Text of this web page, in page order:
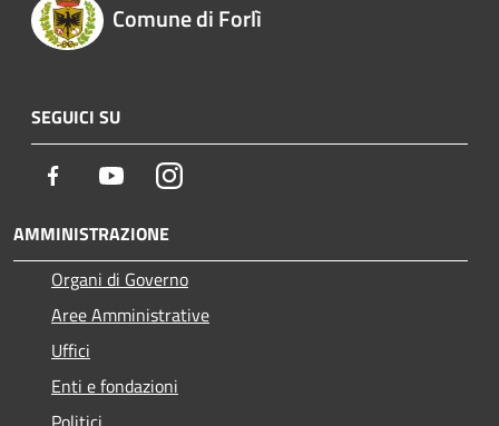
Comune di Forlì
SEGUICI SU
Facebook YoutubeInstagram
AMMINISTRAZIONE
Organi di Governo
Aree Amministrative
Uffici
Enti e fondazioni